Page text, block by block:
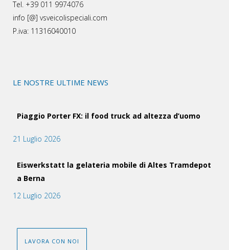
Tel. +39 011 9974076
info [@] vsveicolispeciali.com
P.iva: 11316040010
LE NOSTRE ULTIME NEWS
Piaggio Porter FX: il food truck ad altezza d’uomo
21 Luglio 2026
Eiswerkstatt la gelateria mobile di Altes Tramdepot
a Berna
12 Luglio 2026
LAVORA CON NOI